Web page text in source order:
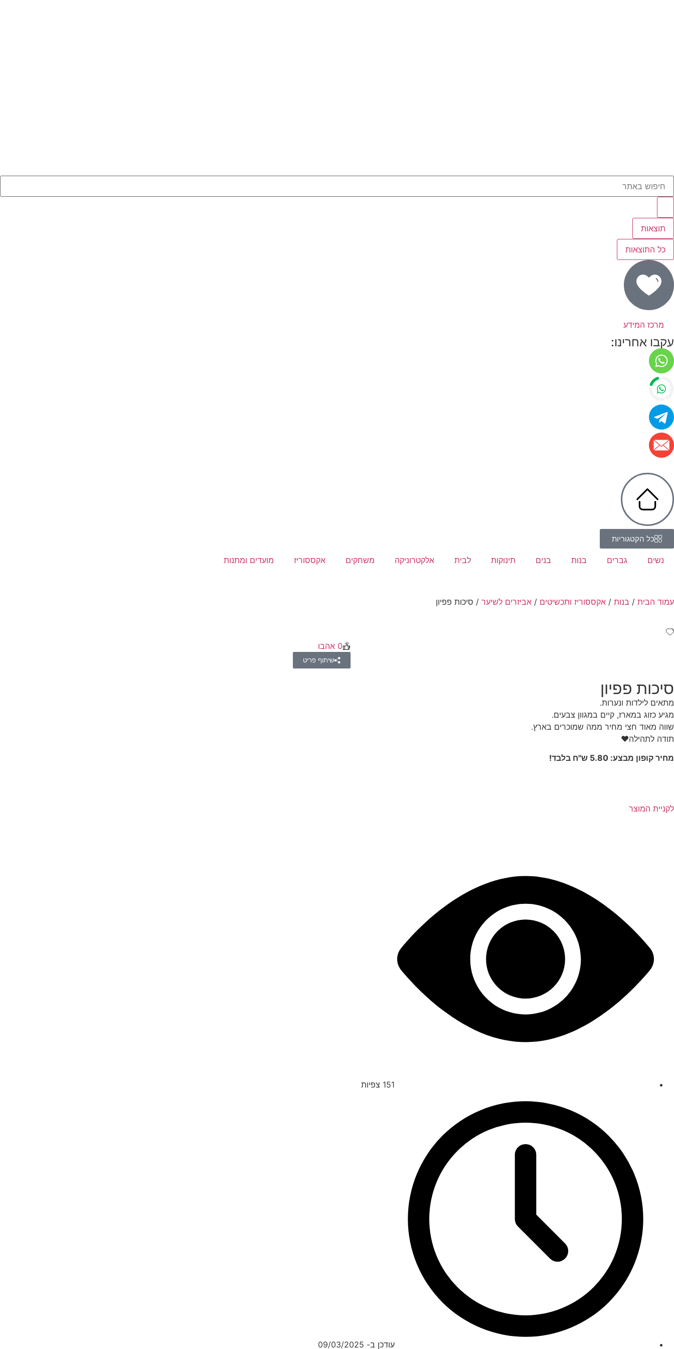
תוצאות
כל התוצאות
מרכז המידע
עקבו אחרינו:
כל הקטגוריות
נשים גברים בנות בנים תינוקות לבית אלקטרוניקה משחקים אקססוריז מועדים ומתנות
עמוד הבית / בנות / אקססוריז ותכשיטים / אביזרים לשיער / סיכות פפיון
0 אהבו
שיתוף פריט
סיכות פפיון
מתאים לילדות ונערות.
מגיע כזוג במארז, קיים במגוון צבעים.
שווה מאוד חצי מחיר ממה שמוכרים בארץ.
תודה לתהילה❤️
מחיר קופון מבצע: 5.80 ש"ח בלבד!
לקניית המוצר
151 צפיות
עודכן ב- 09/03/2025